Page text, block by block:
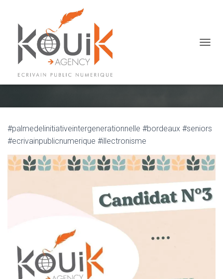
Notre candidature a été retenue
#palmedelinitiativeintergenerationnelle #bordeaux #seniors
#ecrivainpublicnumerique #illectronisme